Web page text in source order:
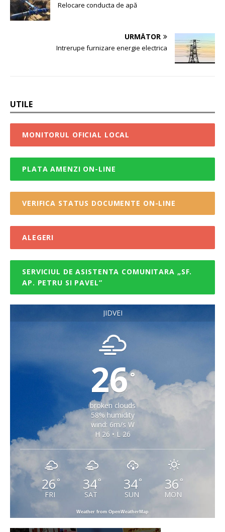
Relocare conducta de apă
URMĂTOR
Intrerupe furnizare energie electrica
UTILE
MONITORUL OFICIAL LOCAL
PLATA AMENZI ON-LINE
VERIFICA STATUS DOCUMENTE ON-LINE
ALEGERI
SERVICIUL DE ASISTENTA COMUNITARA „SF.
AP. PETRU SI PAVEL”
JIDVEI
26°
broken clouds
58% humidity
wind: 6m/s W
H 26 • L 26
26°
FRI
34°
SAT
34°
SUN
36 °
MON
Weather from OpenWeatherMap